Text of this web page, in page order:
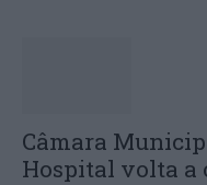
Câmara
Hospital volta a